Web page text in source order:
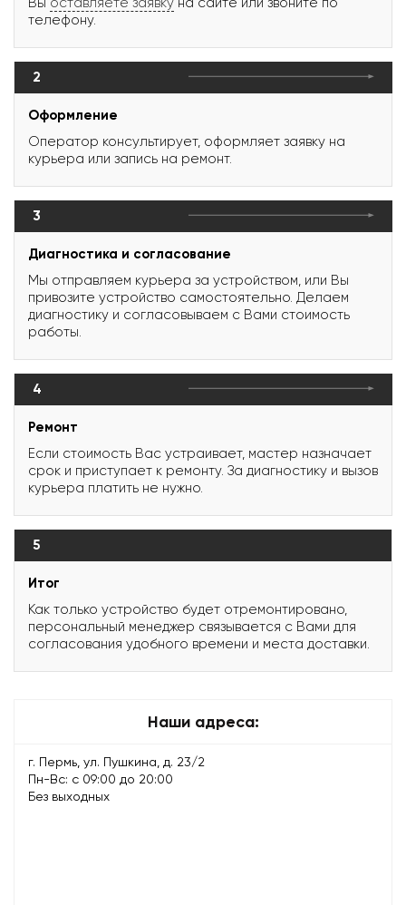
телефону.
2
Оформление
Оператор консультирует, оформляет заявку на
курьера или запись на ремонт.
3
Диагностика и согласование
Мы отправляем курьера за устройством, или Вы
привозите устройство самостоятельно. Делаем
диагностику и согласовываем с Вами стоимость
работы.
4
Ремонт
Если стоимость Вас устраивает, мастер назначает
срок и приступает к ремонту. За диагностику и вызов
курьера платить не нужно.
5
Итог
Как только устройство будет отремонтировано,
персональный менеджер связывается с Вами для
согласования удобного времени и места доставки.
Наши адреса:
г. Пермь, ул. Пушкина, д. 23/2
Пн-Вс: с 09:00 до 20:00
Без выходных